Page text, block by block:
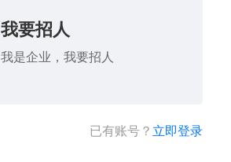
我要招人
我是企业，我要招人
已有账号？ 立即登录